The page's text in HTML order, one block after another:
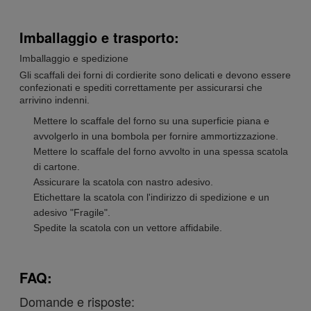
Imballaggio e trasporto:
Imballaggio e spedizione
Gli scaffali dei forni di cordierite sono delicati e devono essere
confezionati e spediti correttamente per assicurarsi che
arrivino indenni.
Mettere lo scaffale del forno su una superficie piana e
avvolgerlo in una bombola per fornire ammortizzazione.
Mettere lo scaffale del forno avvolto in una spessa scatola
di cartone.
Assicurare la scatola con nastro adesivo.
Etichettare la scatola con l'indirizzo di spedizione e un
adesivo "Fragile".
Spedite la scatola con un vettore affidabile.
FAQ:
Domande e risposte: